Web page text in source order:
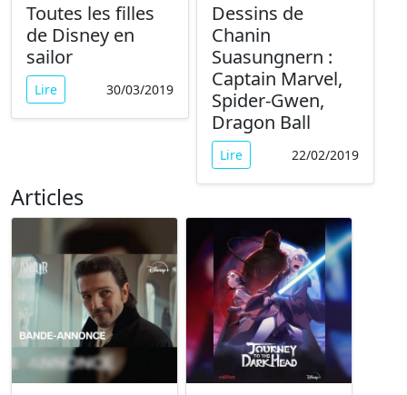
Toutes les filles
de Disney en
sailor
Lire 30/03/2019
Dessins de
Chanin
Suasungnern :
Captain Marvel,
Spider-Gwen,
Dragon Ball
Lire 22/02/2019
Articles